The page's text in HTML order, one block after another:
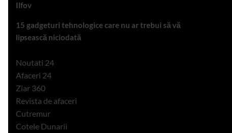
Ilfov
15 gadgeturi tehnologice care nu ar trebui să vă
lipsească niciodată
Noutati 24
Afaceri 24
Ziar 360
Revista de afaceri
Cutremur
Cotele Dunarii